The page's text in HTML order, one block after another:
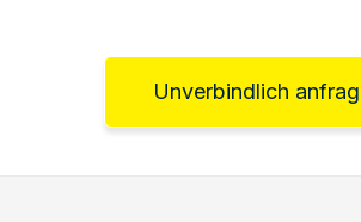
Unverbindlich